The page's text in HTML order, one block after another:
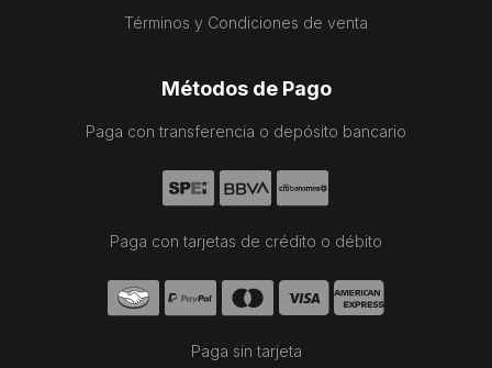
Términos y Condiciones de venta
Métodos de Pago
Paga con transferencia o depósito bancario
Paga con tarjetas de crédito o débito
Paga sin tarjeta